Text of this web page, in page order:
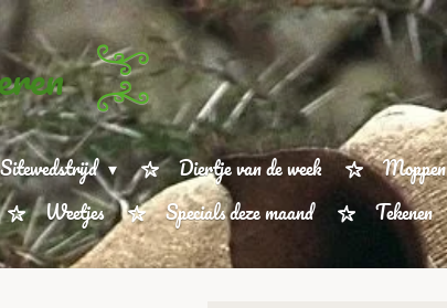
Sitewedstrijd Diertje van de week
Moppen
Weetjes Specials deze maand Tekenen